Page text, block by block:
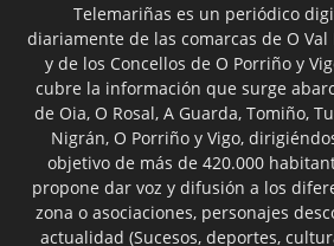
Telemariñas es un periódico
diariamente de las comarcas de O
y de los Concellos de O Porriño y
cubre la información que surge
de Oia, O Rosal, A Guarda, Tomiño,
Nigrán, O Porriño y Vigo,
objetivo de más de 420.000
propone dar voz y difusión a los
zona o asociaciones, personajes
actualidad (Sucesos, deportes,